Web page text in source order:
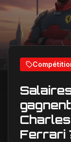
Technologie
Lifestyle
Ferrari